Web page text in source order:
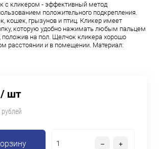
с кликером - эффективный метод
положительного подкрепления.
кошек, грызунов и птиц. Кликер имеет
которую удобно нажимать любым пальцем
положив на пол. Щелчок кликера хорошо
расстоянии и в помещении. Материал:
/ шт